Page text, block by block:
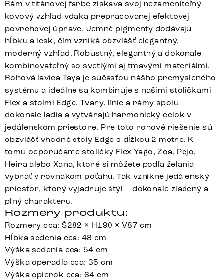
Rám v titánovej farbe získava svoj nezameniteľný
kovový vzhľad vďaka prepracovanej efektovej
povrchovej úprave. Jemné pigmenty dodávajú
hĺbku a lesk, čím vzniká obzvlášť elegantný,
moderný vzhľad. Robustný, elegantný a dokonale
kombinovateľný so svetlými aj tmavými materiálmi.
Rohová lavica Taya je súčasťou nášho premysleného
systému a ideálne sa kombinuje s našimi stoličkami
Flex a stolmi Edge. Tvary, línie a rámy spolu
dokonale ladia a vytvárajú harmonický celok v
jedálenskom priestore. Pre toto rohové riešenie sú
obzvlášť vhodné stoly Edge s dĺžkou 2 metre. K
tomu odporúčame stoličky Flex Yago, Zoa, Pejo,
Heira alebo Xana, ktoré si môžete podľa želania
vybrať v rovnakom poťahu. Tak vznikne jedálenský
priestor, ktorý vyjadruje štýl – dokonale zladený a
plný charakteru.
Rozmery produktu:
Rozmery cca: Š282 × H190 × V87 cm
Hĺbka sedenia cca: 48 cm
Výška sedenia cca: 54 cm
Výška operadla cca: 35 cm
Výška opierok cca: 64 cm